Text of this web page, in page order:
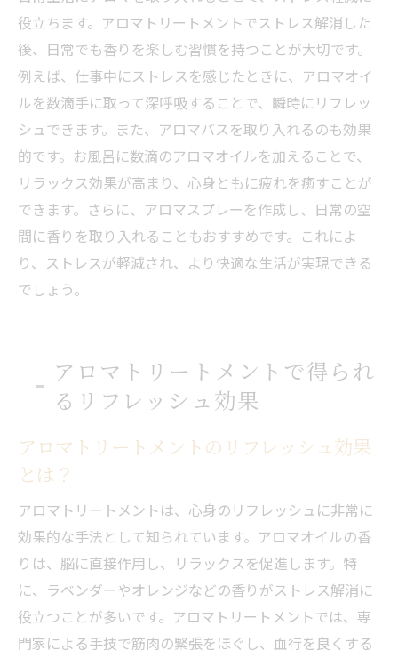
役立ちます。アロマトリートメントでストレス解消した
後、日常でも香りを楽しむ習慣を持つことが大切です。
例えば、仕事中にストレスを感じたときに、アロマオイ
ルを数滴手に取って深呼吸することで、瞬時にリフレッ
シュできます。また、アロマバスを取り入れるのも効果
的です。お風呂に数滴のアロマオイルを加えることで、
リラックス効果が高まり、心身ともに疲れを癒すことが
できます。さらに、アロマスプレーを作成し、日常の空
間に香りを取り入れることもおすすめです。これによ
り、ストレスが軽減され、より快適な生活が実現できる
でしょう。
アロマトリートメントで得られ
るリフレッシュ効果
アロマトリートメントのリフレッシュ効果
とは？
アロマトリートメントは、心身のリフレッシュに非常に
効果的な手法として知られています。アロマオイルの香
りは、脳に直接作用し、リラックスを促進します。特
に、ラベンダーやオレンジなどの香りがストレス解消に
役立つことが多いです。アロマトリートメントでは、専
門家による手技で筋肉の緊張をほぐし、血行を良くする